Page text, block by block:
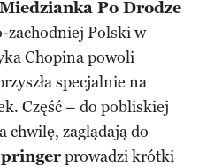
Miedzianka Po Drodze
zachodniej Polski w
Chopina powoli
specjalnie na
Część – do pobliskiej
chwilę, zaglądają do
prowadzi krótki